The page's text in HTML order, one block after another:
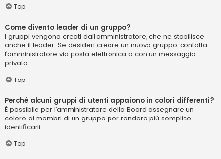
Top
Come divento leader di un gruppo?
I gruppi vengono creati dall’amministratore, che ne stabilisce
anche il leader. Se desideri creare un nuovo gruppo, contatta
l’amministratore via posta elettronica o con un messaggio
privato.
Top
Perché alcuni gruppi di utenti appaiono in colori differenti?
È possibile per l’amministratore della Board assegnare un
colore ai membri di un gruppo per rendere più semplice
identificarli.
Top